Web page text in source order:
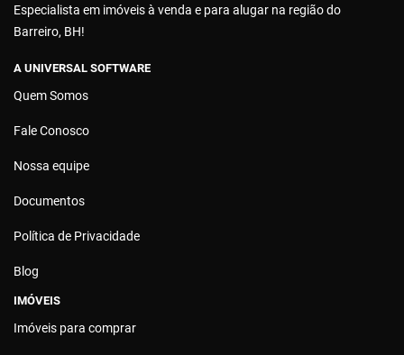
Especialista em imóveis à venda e para alugar na região do
Barreiro, BH!
A UNIVERSAL SOFTWARE
Quem Somos
Fale Conosco
Nossa equipe
Documentos
Política de Privacidade
Blog
IMÓVEIS
Imóveis para comprar